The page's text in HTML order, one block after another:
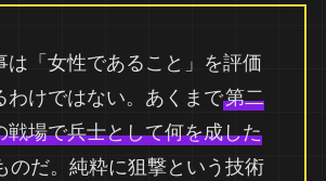
は「女性であること」を評価
わけではない。あくまで第二
戦場で兵士として何を成した
のだ。純粋に狙撃という技術